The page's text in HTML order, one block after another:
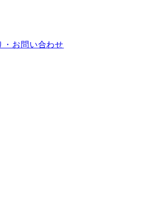
・お問い合わせ